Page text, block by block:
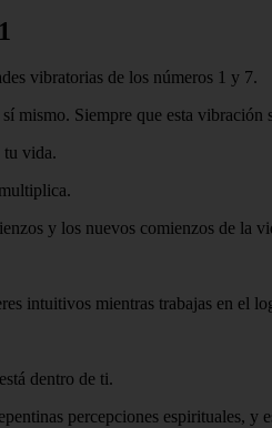
vibratorias de los números 1 y 7.
Siempre que esta vibración
tu vida.
y los nuevos comienzos de la
intuitivos mientras trabajas en el
dentro de ti.
percepciones espirituales, y